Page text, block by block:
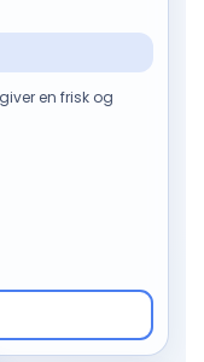
en frisk og